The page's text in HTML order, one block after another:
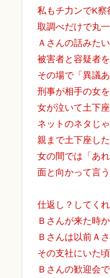
私もチ力ンでK察
取調べだけで丸
Ａさんの話みた
被害者と容疑者
その場で「異議
刑事が相手の女
女が泣いて土下
ネットのネタじ
親まで土下座し
女の間では「あ
面と向かって言
仕返し？してく
Ｂさんが来た時
Ｂさんは以前Ａ
その支社にいた
Ｂさんの歓迎会